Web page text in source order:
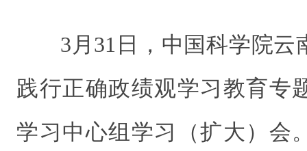
3月31日，中国科学院云
践行正确政绩观学习教育专
学习中心组学习（扩大）会